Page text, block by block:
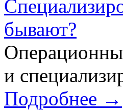
бывают?
и
Подробнее →